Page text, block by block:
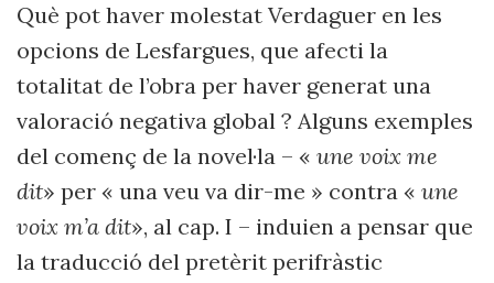
Què pot haver molestat Verdaguer en les
opcions de Lesfargues, que afecti la
totalitat de l’obra per haver generat una
valoració negativa global ? Alguns exemples
del començ de la novel·la – « une voix me
dit» per « una veu va dir-me » contra « une
voix m’a dit», al cap. I – induien a pensar que
la traducció del pretèrit perifràstic